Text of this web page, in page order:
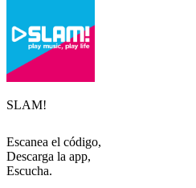
SLAM!
Escanea el código,
Descarga la app,
Escucha.